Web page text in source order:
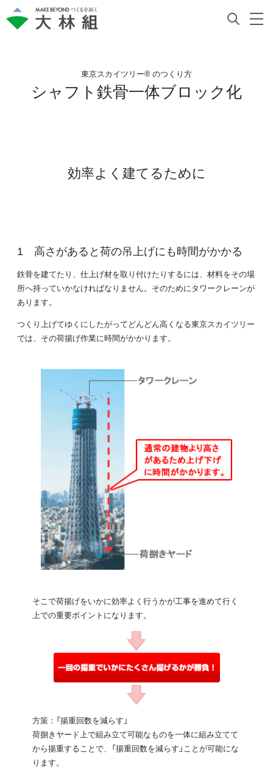
東京スカイツリー® のつくり方
シャフト鉄骨一体ブロック化
効率よく建てるために
高さがあると荷の吊上げにも時間がかかる
鉄骨を建てたり、仕上げ材を取り付けたりするには、材料をその場
所へ持っていかなければなりません。そのためにタワークレーンが
あります。
つくり上げてゆくにしたがってどんどん高くなる東京スカイツリー
では、その荷揚げ作業に時間がかかります。
そこで荷揚げをいかに効率よく行うかが工事を進めて行く
上での重要ポイントになります。
方策：「揚重回数を減らす」
荷捌きヤード上で組み立て可能なものを一体に組み立てて
から揚重することで、「揚重回数を減らす」ことが可能にな
ります。